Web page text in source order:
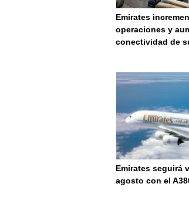
Emirates
operaciones y
conectividad de
Emirates seguirá
agosto con el